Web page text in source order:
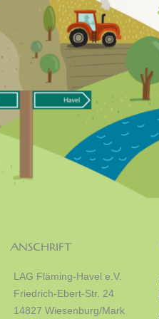
ANSCHRIFT
LAG Fläming-Havel e.V.
Friedrich-Ebert-Str. 24
14827 Wiesenburg/Mark